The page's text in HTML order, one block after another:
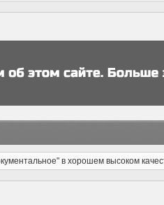
в хорошем высоком